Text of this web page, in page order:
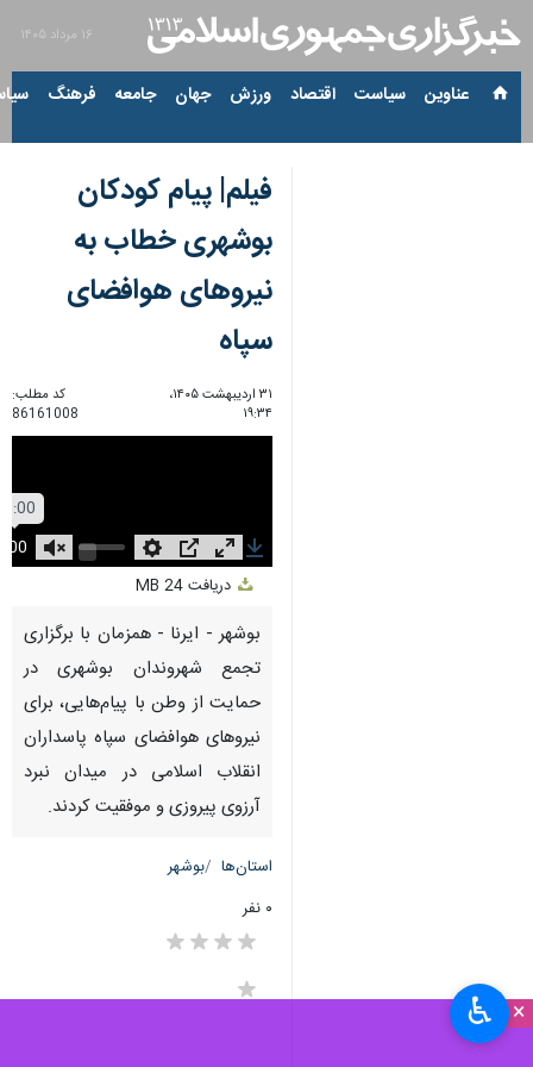
۱۶ مرداد ۱۴۰۵
عناوین‌ سیاست اقتصاد ورزش جهان جامعه فرهنگ
×
فیلم| پیام‌ کودکان
بوشهری خطاب به
نیروهای هوافضای
سپاه
۳۱ اردیبهشت ۱۴۰۵،
۱۹:۳۴
کد مطلب:
86161008
Unmute Settings
PIP Enter
fullscreen
Download
دریافت24 MB
بوشهر - ایرنا - همزمان با برگزاری
تجمع شهروندان بوشهری در
حمایت از وطن با پیام‌هایی، برای
نیروهای هوافضای سپاه پاسداران
انقلاب اسلامی در میدان نبرد
آرزوی پیروزی و موفقیت کردند.
استان‌ها
بوشهر
۰ نفر
♿︎